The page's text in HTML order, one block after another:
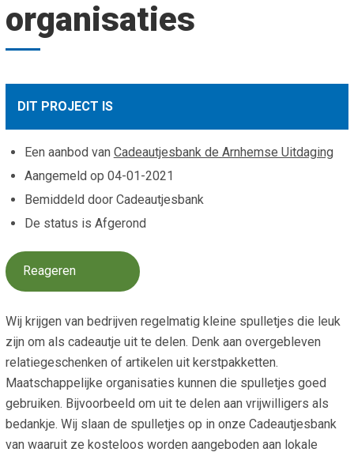
Agenda 2026
organisaties
DIT PROJECT IS
Een aanbod van Cadeautjesbank de Arnhemse Uitdaging
Aangemeld op 04-01-2021
Bemiddeld door Cadeautjesbank
De status is Afgerond
Reageren
Wij krijgen van bedrijven regelmatig kleine spulletjes die leuk
zijn om als cadeautje uit te delen. Denk aan overgebleven
relatiegeschenken of artikelen uit kerstpakketten.
Maatschappelijke organisaties kunnen die spulletjes goed
gebruiken. Bijvoorbeeld om uit te delen aan vrijwilligers als
bedankje. Wij slaan de spulletjes op in onze Cadeautjesbank
van waaruit ze kosteloos worden aangeboden aan lokale